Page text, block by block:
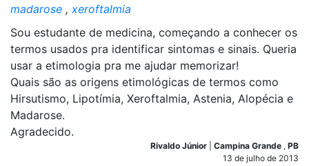
madarose , xeroftalmia
Sou estudante de medicina, começando a conhecer os
termos usados pra identificar sintomas e sinais. Queria
usar a etimologia pra me ajudar memorizar!
Quais são as origens etimológicas de termos como
Hirsutismo, Lipotímia, Xeroftalmia, Astenia, Alopécia e
Madarose.
Agradecido.
Rivaldo Júnior Campina Grande , PB
13 de julho de 2013